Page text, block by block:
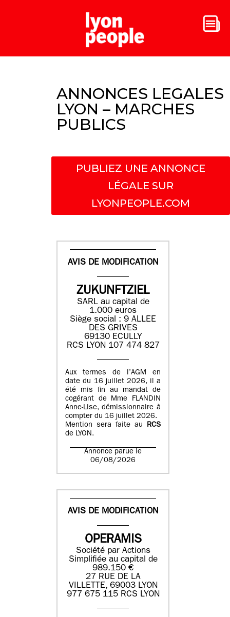
ANNONCES LEGALES
LYON – MARCHES
PUBLICS
PUBLIEZ UNE ANNONCE
LÉGALE SUR
LYONPEOPLE.COM
AVIS DE MODIFICATION
ZUKUNFTZIEL
SARL au capital de
1.000 euros
Siège social : 9 ALLEE
DES GRIVES
69130 ECULLY
RCS LYON 107 474 827
Aux termes de l’AGM en
date du 16 juillet 2026, il a
été mis fin au mandat de
cogérant de Mme FLANDIN
Anne-Lise, démissionnaire à
compter du 16 juillet 2026.
Mention sera faite au RCS
de LYON.
Annonce parue le
06/08/2026
AVIS DE MODIFICATION
OPERAMIS
Société par Actions
Simplifiée au capital de
989.150 €
27 RUE DE LA
VILLETTE, 69003 LYON
977 675 115 RCS LYON